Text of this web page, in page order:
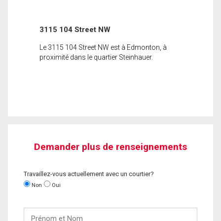
3115 104 Street NW
Le 3115 104 Street NW est à Edmonton, à
proximité dans le quartier Steinhauer.
Demander plus de renseignements
Travaillez-vous actuellement avec un courtier?
Non Oui